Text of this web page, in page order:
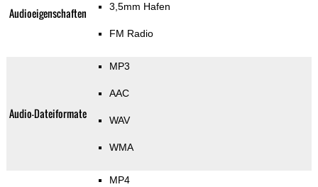
Audioeigenschaften 3,5mm Hafen
FM Radio
Audio-Dateiformate
MP3
AAC
WAV
WMA
MP4